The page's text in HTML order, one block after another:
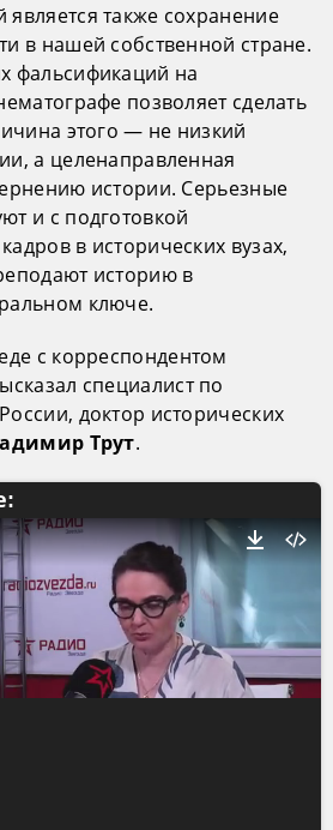
также сохранение
в нашей собственной стране.
фальсификаций на
позволяет сделать
этого — не низкий
а целенаправленная
истории. Серьезные
и с подготовкой
в исторических вузах,
историю в
ключе.
с корреспондентом
специалист по
доктор исторических
Трут.